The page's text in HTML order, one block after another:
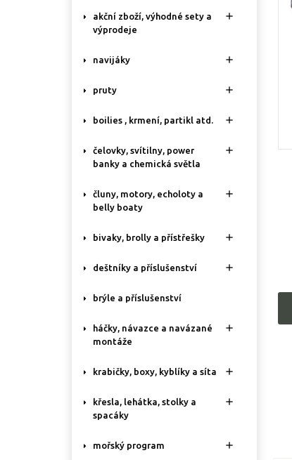
akční zboží, výhodné sety a
výprodeje

navijáky 
pruty 
boilies , krmení, partikl atd. 
čelovky, svítilny, power
banky a chemická světla

čluny, motory, echoloty a
belly boaty

bivaky, brolly a přístřešky 
deštníky a příslušenství 
brýle a příslušenství
háčky, návazce a navázané
montáže

krabičky, boxy, kyblíky a síta 
křesla, lehátka, stolky a
spacáky

mořský program 